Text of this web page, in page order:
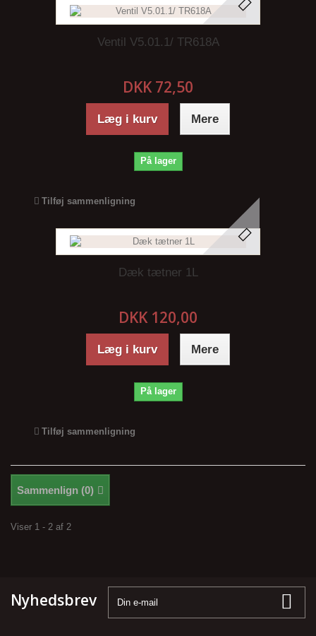
Ventil V5.01.1/ TR618A
DKK 72,50
Læg i kurv Mere
På lager
Tilføj sammenligning
Dæk tætner 1L
DKK 120,00
Læg i kurv Mere
På lager
Tilføj sammenligning
Sammenlign (0)
Viser 1 - 2 af 2
Nyhedsbrev